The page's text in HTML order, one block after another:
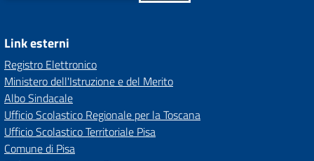
Link esterni
Registro Elettronico
Ministero dell'Istruzione e del Merito
Albo Sindacale
Ufficio Scolastico Regionale per la Toscana
Ufficio Scolastico Territoriale Pisa
Comune di Pisa